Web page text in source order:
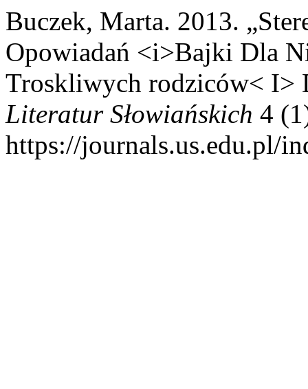
Buczek, Marta. 2013.
Opowiadań <i>Bajki Dla
Troskliwych rodziców< I>
Literatur Słowiańskich 4
https://journals.us.edu.pl/